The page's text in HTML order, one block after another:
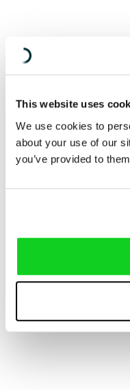
This website uses
We use cookies to
about your use of our
you’ve provided to